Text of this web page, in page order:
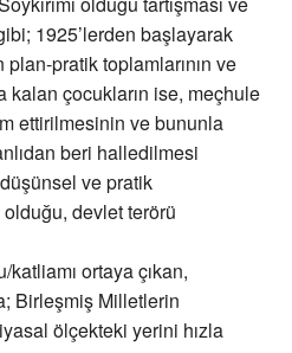
1925’lerden başlayarak
plan-pratik toplamlarının ve
kalan çocukların ise, meçhule
ettirilmesinin ve bununla
beri halledilmesi
ve pratik
olduğu, devlet terörü
ortaya çıkan,
Birleşmiş Milletlerin
ölçekteki yerini hızla